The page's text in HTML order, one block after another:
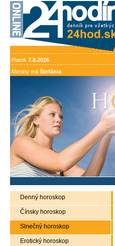
Piatok 7.8.2026
Meniny má Štefánia
Denný horoskop
Čínsky horoskop
Slnečný horoskop
Erotický horoskop